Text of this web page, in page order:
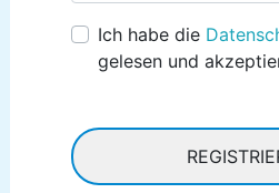
Ich habe die
gelesen und